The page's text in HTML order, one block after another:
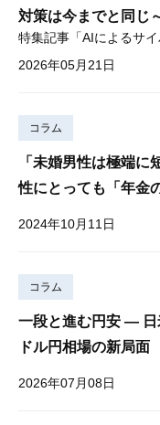
対策は今までと同じ
特集記事「AIによるサ
2026年05月21日
コラム
「未婚男性は極端に
性にとっても「年金
2024年10月11日
コラム
一段と進む円安 — 日
ドル円相場の新局面
2026年07月08日